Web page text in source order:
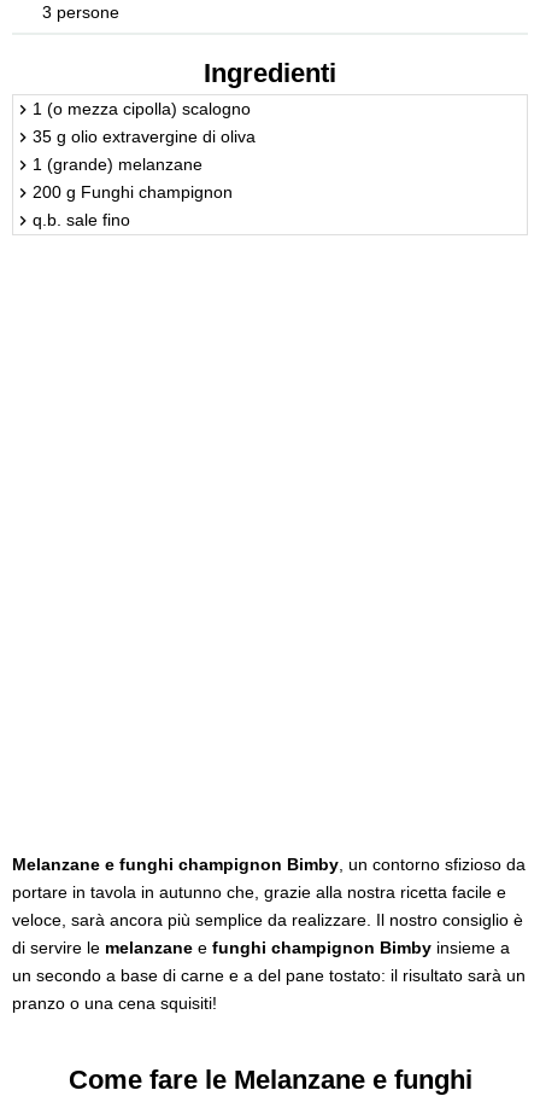
3 persone
Ingredienti
1 (o mezza cipolla) scalogno
35 g olio extravergine di oliva
1 (grande) melanzane
200 g Funghi champignon
q.b. sale fino
Melanzane e funghi champignon Bimby , un contorno sfizioso da
portare in tavola in autunno che, grazie alla nostra ricetta facile e
veloce, sarà ancora più semplice da realizzare. Il nostro consiglio è
di servire le melanzane e funghi champignon Bimby insieme a
un secondo a base di carne e a del pane tostato: il risultato sarà un
pranzo o una cena squisiti!
Come fare le Melanzane e funghi